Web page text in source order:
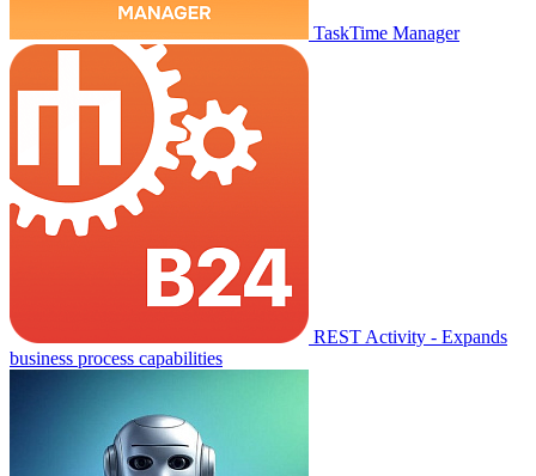
TaskTime Manager
REST Activity - Expands
business process capabilities